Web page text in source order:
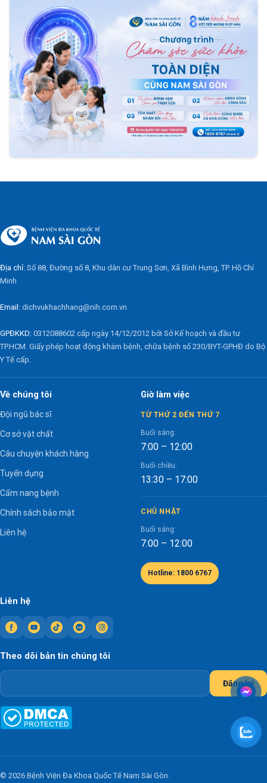
Địa chỉ: Số 88, Đường số 8, Khu dân cư Trung Sơn, Xã Bình Hưng, TP. Hồ Chí
Minh
Email: dichvukhachhang@nih.com.vn
GPĐKKD: 0312088602 cấp ngày 14/12/2012 bởi Sở Kế hoạch và đầu tư
TP.HCM. Giấy phép hoạt động khám bệnh, chữa bệnh số 230/BYT-GPHĐ do Bộ
Y Tế cấp.
Liên hệ
Về chúng tôi
Đội ngũ bác sĩ
Cơ sở vật chất
Câu chuyện khách hàng
Tuyển dụng
Cẩm nang bệnh
Chính sách bảo mật
Liên hệ
Giờ làm việc
TỪ THỨ 2 ĐẾN THỨ 7
Buổi sáng:
7:00 – 12:00
Buổi chiều:
13:30 – 17:00
CHỦ NHẬT
Buổi sáng:
7:00 – 12:00
Hotline: 1800 6767
Theo dõi bản tin chúng tôi
Đăng ký
© 2026 Bệnh Viện Đa Khoa Quốc Tế Nam Sài Gòn.